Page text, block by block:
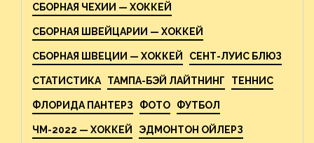
СБОРНАЯ ЧЕХИИ — ХОККЕЙ
СБОРНАЯ ШВЕЙЦАРИИ — ХОККЕЙ
СБОРНАЯ ШВЕЦИИ — ХОККЕЙ СЕНТ-ЛУИС БЛЮЗ
СТАТИСТИКА ТАМПА-БЭЙ ЛАЙТНИНГ ТЕННИС
ФЛОРИДА ПАНТЕРЗ ФОТО ФУТБОЛ
ЧМ-2022 — ХОККЕЙ ЭДМОНТОН ОЙЛЕРЗ